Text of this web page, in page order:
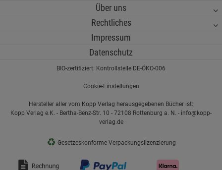
Über uns
Rechtliches
Impressum
Datenschutz
BIO-zertifiziert: Kontrollstelle DE-ÖKO-006
Cookie-Einstellungen
Hersteller aller vom Kopp Verlag herausgegebenen Bücher ist:
Kopp Verlag e.K. - Bertha-Benz-Str. 10 - 72108 Rottenburg a. N. - info@kopp-
verlag.de
♻ Gesetzeskonforme Verpackungslizenzierung